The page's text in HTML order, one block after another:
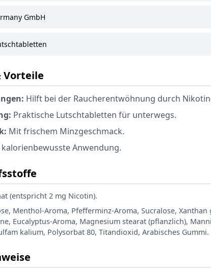
GmbH
Vorteile
Hilft bei der Raucherentwöhnung durch
Praktische Lutschtabletten für unterwegs.
Mit frischem Minzgeschmack.
kalorienbewusste Anwendung.
(entspricht 2 mg Nicotin).
Menthol-Aroma, Pfefferminz-Aroma, Sucralose, Xanthan
Eucalyptus-Aroma, Magnesium stearat (pflanzlich),
kalium, Polysorbat 80, Titandioxid, Arabisches Gummi.